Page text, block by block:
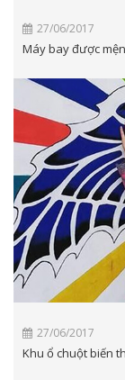
27/06/2017
Máy bay được
27/06/2017
Khu ổ chuột biến